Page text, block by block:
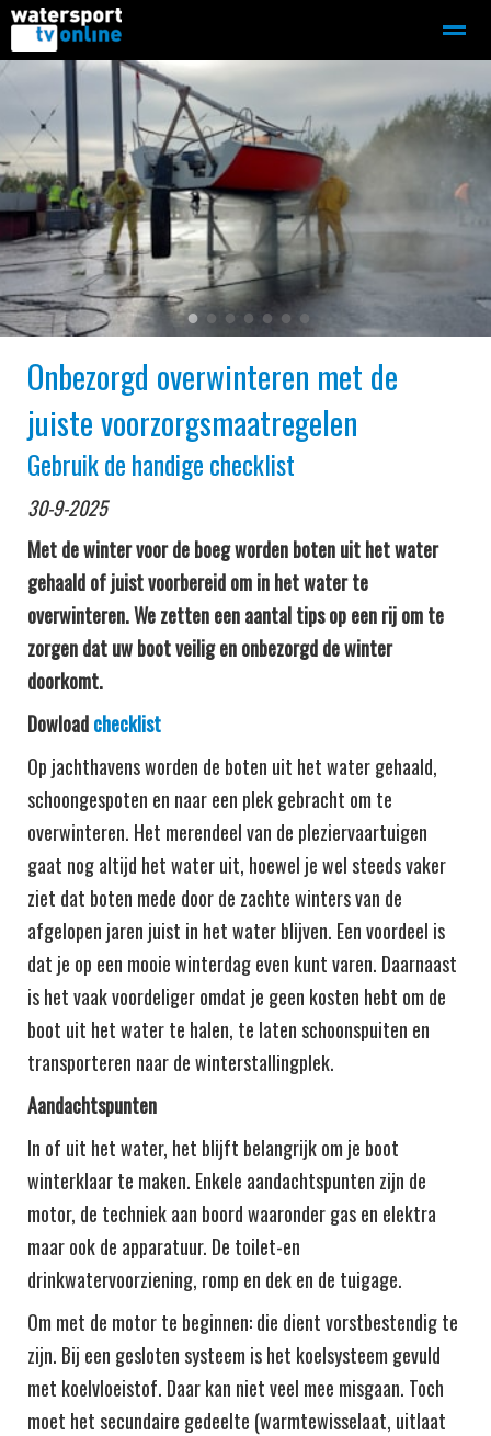
Motorboot-sloep
Home Contact
●● ● ● ●● ●
Onbezorgd overwinteren met de
juiste voorzorgsmaatregelen
Gebruik de handige checklist
30-9-2025
Met de winter voor de boeg worden boten uit het water
gehaald of juist voorbereid om in het water te
overwinteren. We zetten een aantal tips op een rij om te
zorgen dat uw boot veilig en onbezorgd de winter
doorkomt.
Dowloadchecklist
Op jachthavens worden de boten uit het water gehaald,
schoongespoten en naar een plek gebracht om te
overwinteren. Het merendeel van de pleziervaartuigen
gaat nog altijd het water uit, hoewel je wel steeds vaker
ziet dat boten mede door de zachte winters van de
afgelopen jaren juist in het water blijven. Een voordeel is
dat je op een mooie winterdag even kunt varen. Daarnaast
is het vaak voordeliger omdat je geen kosten hebt om de
boot uit het water te halen, te laten schoonspuiten en
transporteren naar de winterstallingplek.
Aandachtspunten
In of uit het water, het blijft belangrijk om je boot
winterklaar te maken. Enkele aandachtspunten zijn de
motor, de techniek aan boord waaronder gas en elektra
maar ook de apparatuur. De toilet-en
drinkwatervoorziening, romp en dek en de tuigage.
Om met de motor te beginnen: die dient vorstbestendig te
zijn. Bij een gesloten systeem is het koelsysteem gevuld
met koelvloeistof. Daar kan niet veel mee misgaan. Toch
moet het secundaire gedeelte (warmtewisselaat, uitlaat